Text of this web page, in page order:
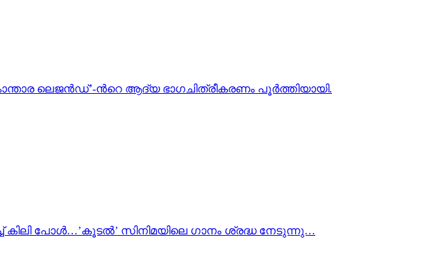
ലെജൻഡ്’-ൻറെ ആദ്യ ഭാഗചിത്രീകരണം പൂർത്തിയായി.
കിലി പോൾ…’കൂടൽ’ സിനിമയിലെ ഗാനം ശ്രദ്ധ നേടുന്നു…